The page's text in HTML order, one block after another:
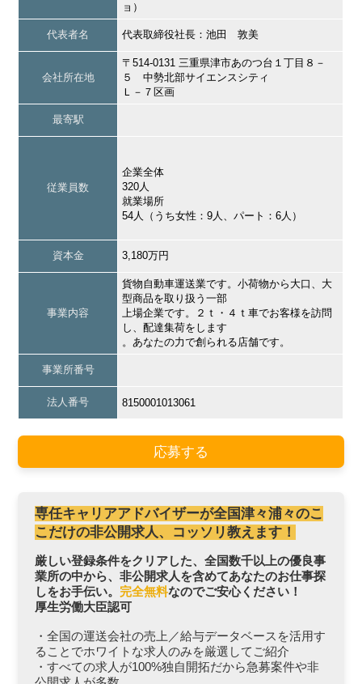
ョ）
代表者名 代表取締役社長：池田 敦美
会社所在地
〒514-0131 三重県津市あのつ台１丁目８－
５ 中勢北部サイエンスシティ
Ｌ－７区画
最寄駅
従業員数
企業全体
320人
就業場所
54人（うち女性：9人、パート：6人）
資本金 3,180万円
事業内容
貨物自動車運送業です。小荷物から大口、大
型商品を取り扱う一部
上場企業です。２ｔ・４ｔ車でお客様を訪問
し、配達集荷をします
。あなたの力で創られる店舗です。
事業所番号
法人番号 8150001013061
応募する
専任キャリアアドバイザーが全国津々浦々のこ
こだけの非公開求人、コッソリ教えます！
厳しい登録条件をクリアした、全国数千以上の優良事
業所の中から、非公開求人を含めてあなたのお仕事探
しをお手伝い。 完全無料なのでご安心ください！
厚生労働大臣認可
・全国の運送会社の売上／給与データベースを活用す
ることでホワイトな求人のみを厳選してご紹介
・すべての求人が100%独自開拓だから急募案件や非